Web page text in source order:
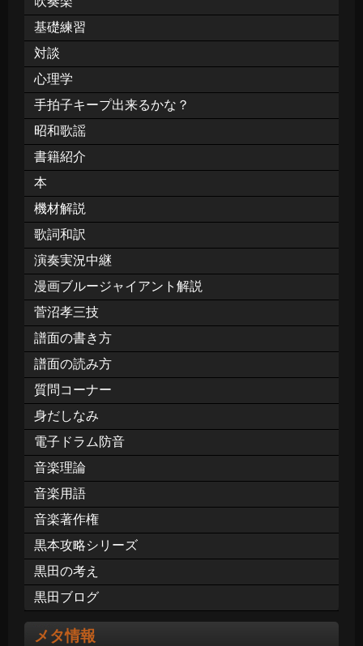
基礎練習
対談
心理学
手拍子キープ出来るかな？
昭和歌謡
書籍紹介
本
機材解説
歌詞和訳
演奏実況中継
漫画ブルージャイアント解説
菅沼孝三技
譜面の書き方
譜面の読み方
質問コーナー
身だしなみ
電子ドラム防音
音楽理論
音楽用語
音楽著作権
黒本攻略シリーズ
黒田の考え
黒田ブログ
メタ情報